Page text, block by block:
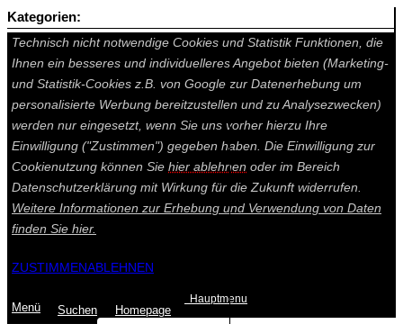
Auf dieser Seite werden technisch notwendige Cookies gesetzt.
Technisch nicht notwendige Cookies und Statistik Funktionen, die
Ihnen ein besseres und individuelleres Angebot bieten (Marketing-
und Statistik-Cookies z.B. von Google zur Datenerhebung um
personalisierte Werbung bereitzustellen und zu Analysezwecken)
werden nur eingesetzt, wenn Sie uns vorher hierzu Ihre
Einwilligung ("Zustimmen") gegeben haben. Die Einwilligung zur
Cookienutzung können Sie hier ablehnen oder im Bereich
Datenschutzerklärung mit Wirkung für die Zukunft widerrufen.
Weitere Informationen zur Erhebung und Verwendung von Daten
finden Sie hier.
ZUSTIMMENABLEHNEN
Menü Suchen Homepage
Hauptmenu
Kategorien: